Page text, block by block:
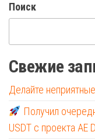
Поиск
Свежие
Делайте
Получил
USDT с проекта AE